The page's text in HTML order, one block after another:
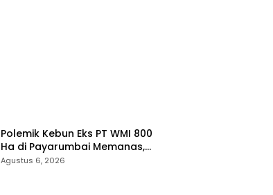
Polemik Kebun Eks PT WMI 800
Ha di Payarumbai Memanas,
Asisten Umum Tolak Dikelola
Agustus 6, 2026